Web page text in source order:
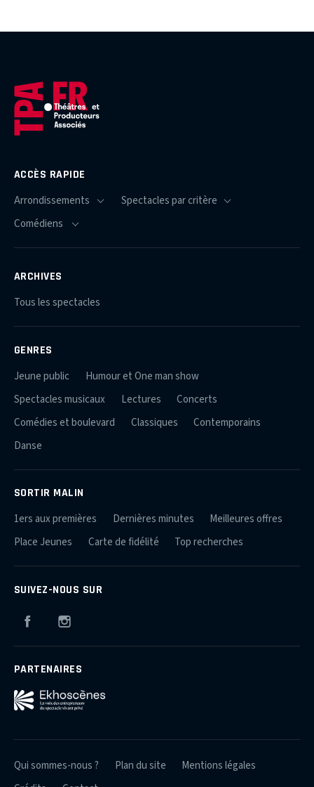
ACCÈS RAPIDE
ARCHIVES
Tous les spectacles
GENRES
Jeune public
Humour et One man show
Spectacles musicaux
Lectures
Concerts
Comédies et boulevard
Classiques
Contemporains
Danse
SORTIR MALIN
1ers aux premières Dernières minutes
Meilleures offres
Place Jeunes
Carte de fidélité Top recherches
SUIVEZ-NOUS SUR
Facebook
PARTENAIRES
Qui sommes-nous ? Plan du site
Mentions légales